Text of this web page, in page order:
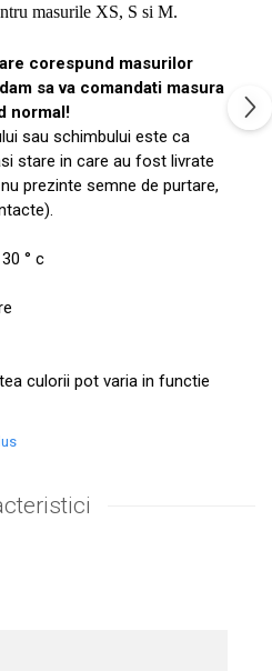
masurile XS, S si M.
corespund masurilor
sa va comandati masura
normal!
sau schimbului este ca
stare in care au fost livrate
prezinte semne de purtare,
° c
culorii pot varia in functie